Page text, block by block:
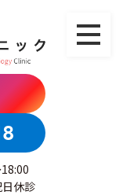
休診